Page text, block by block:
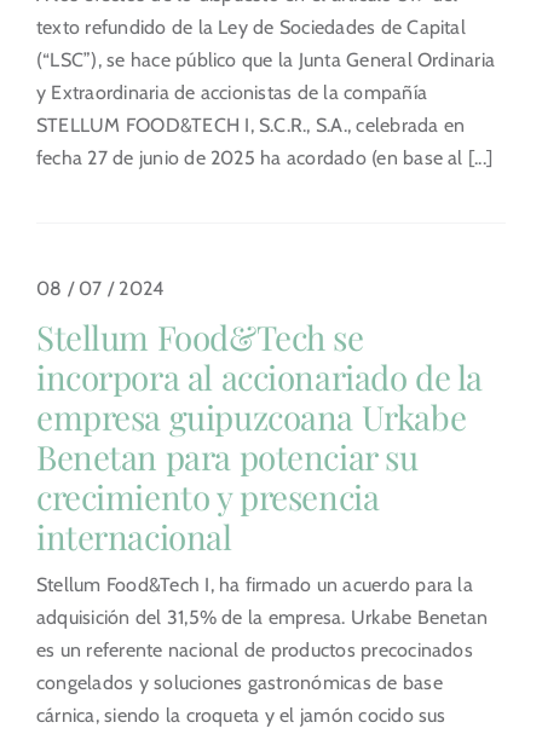
texto refundido de la Ley de Sociedades de Capital
(“LSC”), se hace público que la Junta General Ordinaria
y Extraordinaria de accionistas de la compañía
STELLUM FOOD&TECH I, S.C.R., S.A., celebrada en
fecha 27 de junio de 2025 ha acordado (en base al [...]
08 / 07 / 2024
Stellum Food&Tech se
incorpora al accionariado de la
empresa guipuzcoana Urkabe
Benetan para potenciar su
crecimiento y presencia
internacional
Stellum Food&Tech I, ha firmado un acuerdo para la
adquisición del 31,5% de la empresa. Urkabe Benetan
es un referente nacional de productos precocinados
congelados y soluciones gastronómicas de base
cárnica, siendo la croqueta y el jamón cocido sus